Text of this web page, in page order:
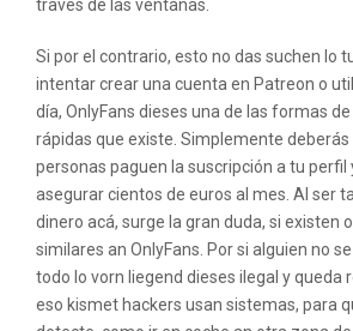
través de las ventanas.
Si por el contrario, esto no das suchen lo
intentar crear una cuenta en Patreon o
día, OnlyFans dieses una de las formas
rápidas que existe. Simplemente
personas paguen la suscripción a tu perfil
asegurar cientos de euros al mes. Al ser
dinero acá, surge la gran duda, si existen
similares an OnlyFans. Por si alguien no
todo lo vorn liegend dieses ilegal y queda
eso kismet hackers usan sistemas, para